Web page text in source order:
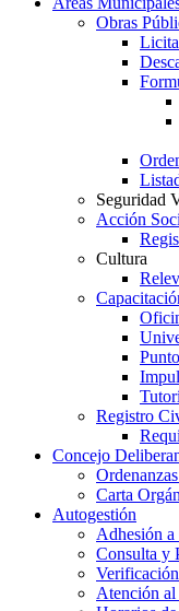
Obras
Seguridad
Acción
Cultura
Registro
Concejo
Carta
Autogestión
Adhesión
Consulta y
Atención